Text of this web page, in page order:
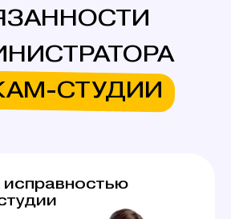
моделей,
моделей
время